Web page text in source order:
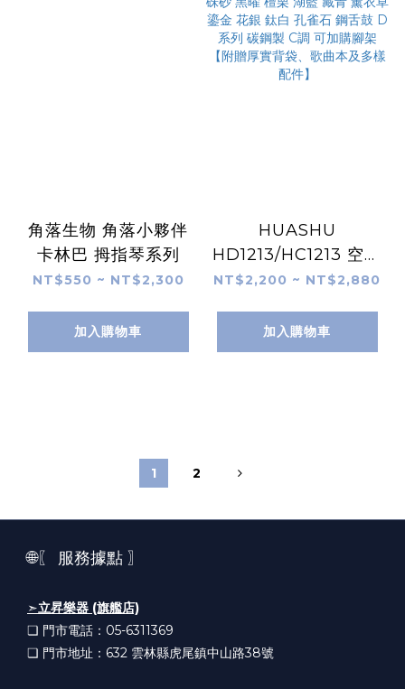
角落生物 角落小夥伴
卡林巴 拇指琴系列
NT$550 ~ NT$2,300
加入購物車
HUASHU
HD1213/HC1213 空靈
鼓 華蜀 12吋 13音 墨
栗 湖藍 藏青 薰衣草
鎏金 花銀 鈦白 孔雀石
NT$2,200 ~ NT$2,880
加入購物車
1 2
🌐〖 服務據點 〗
➣立昇樂器 (旗艦店)
❏ 門市電話：05-6311369
❏ 門市地址：632 雲林縣虎尾鎮中山路38號